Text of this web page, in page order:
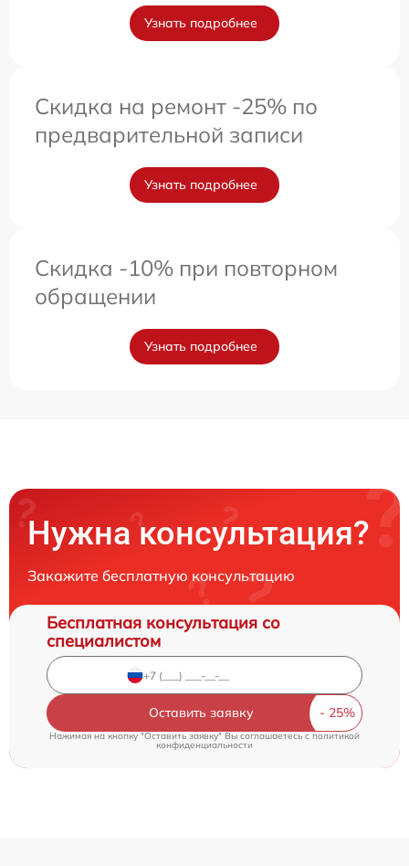
Узнать подробнее
Скидка на ремонт -25% по
предварительной записи
Узнать подробнее
Скидка -10% при повторном
обращении
Узнать подробнее
Нужна консультация?
Закажите бесплатную консультацию
Бесплатная консультация со
специалистом
Оставить заявку
Нажимая на кнопку "Оставить заявку" Вы соглашаетесь c политикой
конфиденциальности